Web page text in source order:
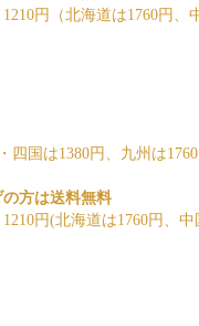
円（北海道は1760円
四国は1380円、九州は
の方は送料無料
円(北海道は1760円、